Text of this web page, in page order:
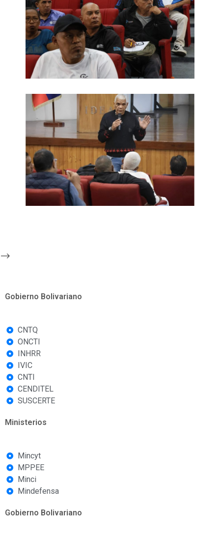
-->
Gobierno Bolivariano
CNTQ
ONCTI
INHRR
IVIC
CNTI
CENDITEL
SUSCERTE
Ministerios
Mincyt
MPPEE
Minci
Mindefensa
Gobierno Bolivariano